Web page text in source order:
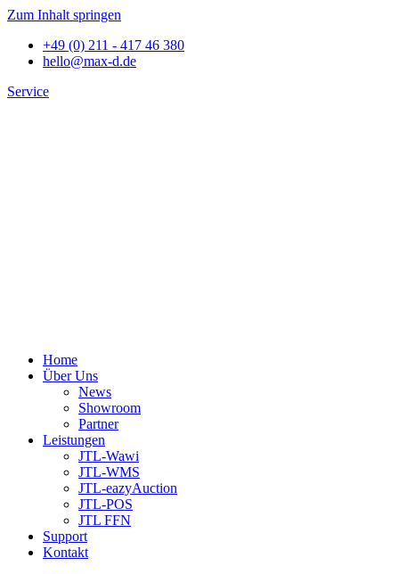
Zum Inhalt springen
+49 (0) 211 - 417 46 380
hello@max-d.de
Service
Home
Über Uns
News
Showroom
Partner
Leistungen
JTL-Wawi
JTL-WMS
JTL-eazyAuction
JTL-POS
JTL FFN
Support
Kontakt